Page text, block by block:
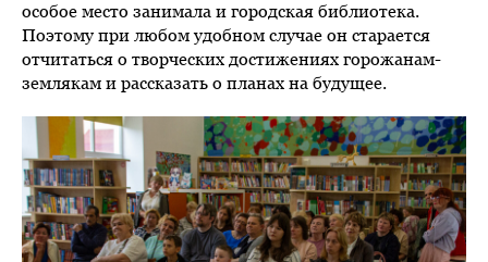
особое место занимала и городская библиотека.
Поэтому при любом удобном случае он старается
отчитаться о творческих достижениях горожанам-
землякам и рассказать о планах на будущее.